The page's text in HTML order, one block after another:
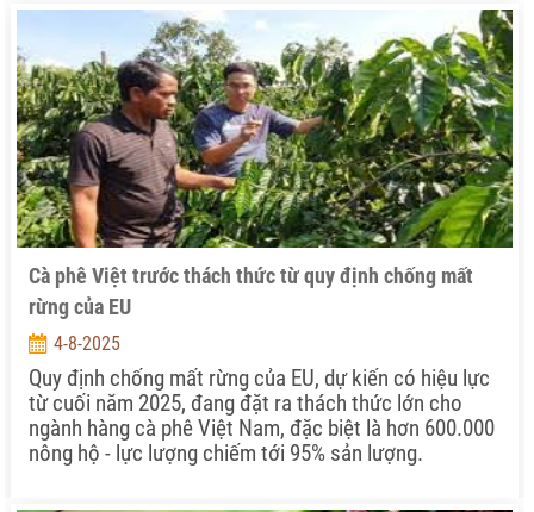
Cà phê Việt trước thách thức từ quy định chống mất
rừng của EU
4-8-2025
Quy định chống mất rừng của EU, dự kiến có hiệu lực
từ cuối năm 2025, đang đặt ra thách thức lớn cho
ngành hàng cà phê Việt Nam, đặc biệt là hơn 600.000
nông hộ - lực lượng chiếm tới 95% sản lượng.